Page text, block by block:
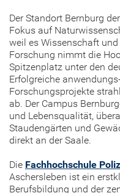
Der Standort Bernburg der
Fokus auf
weil es Wissenschaft
Forschung nimmt die
Spitzenplatz unter den
Erfolgreiche
Forschungsprojekte
ab. Der Campus
und Lebensqualität,
Staudengärten und
direkt an der Saale.
Die Fachhochschule
Aschersleben ist ein
Berufsbildung und der